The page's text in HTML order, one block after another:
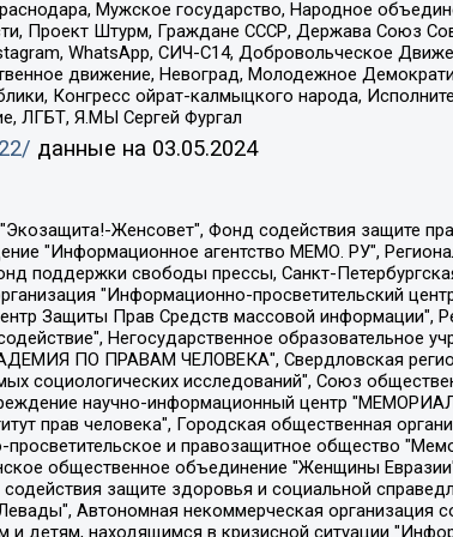
Мужское государство, Народное
Проект Штурм, Граждане СССР, Держава Союз
WhatsApp, СИЧ-С14, Добровольческое
движение, Невоград, Молодежное
Конгресс ойрат-калмыцкого народа,
ЛГБТ, Я.МЫ Сергей Фургал
данные на 03.05.2024
некоммерческая организация "Институт права и публичной политики", Баданин Роман Сергеевич, Гликин Максим Александрович, Железнова Мария Михайловна, Лукьянова Юлия Сергеевна, Маетная Елизавета Витальевна, Маняхин Петр Борисович, Чуракова Ольга Владимировна, Ярош Юлия Петровна, Юридическое лицо "The Insider SIA", зарегистрированное в Риге, Латвийская Республика (дата регистрации 26.06.2015), являющееся администратором доменного имени интернет-издания "The Insider SIA", https://theins.ru, Постернак Алексей Евгеньевич, Рубин Михаил Аркадьевич, Анин Роман Александрович, Юридическое лицо Istories fonds, зарегистрированное в Латвийской Республике (регистрационный номер 50008295751, дата регистрации 24.02.2020), Великовский Дмитрий Александрович, Долинина Ирина Николаевна, Мароховская Алеся Алексеевна, Шлейнов Роман Юрьевич, Шмагун Олеся Валентиновна, Общество с ограниченной ответственностью "Альтаир 2021", Общество с ограниченной ответственностью "Вега 2021", Общество с ограниченной ответственностью "Главный редактор 2021", Общество с ограниченной ответственностью "Ромашки монолит", Важенков Артем Валерьевич, Ивановская областная общественная организация "Центр гендерных исследований", Гурман Юрий Альбертович, Медиапроект "ОВД-Инфо", Егоров Владимир Владимирович, Жилинский Владимир Александрович, Общество с ограниченной ответственностью "ЗП", Иванова София Юрьевна, Карезина Инна Павловна, Кильтау Екатерина Викторовна, Петров Алексей Викторович, Пискунов Сергей Евгеньевич, Смирнов Сергей Сергеевич, Тихонов Михаил Сергеевич, Общество с ограниченной ответственностью "ЖУРНАЛИСТ-ИНОСТРАННЫЙ АГЕНТ", Арапова Галина Юрьевна, Вольтская Татьяна Анатольевна, Американская компания "Mason G.E.S. Anonymous Foundation" (США), являющаяся владельцем интернет-издания https://mnews.world/, Компания "Stichting Bellingcat", зарегистрированная в Нидерландах (дата регистрации 11.07.2018), Захаров Андрей Вячеславович, Клепиковская Екатерина Дмитриевна, Общество с ограниченной ответственностью "МЕМО", Перл Роман Александрович, Симонов Евгений Алексеевич, Соловьева Елена Анатольевна, Сотников Даниил Владимирович, Сурначева Елизавета Дмитриевна, Автономная некоммерческая организация по защите прав человека и информированию населения "Якутия – Наше Мнение", Общество с ограниченной ответственностью "Москоу диджитал медиа", с 26.01.2023 Общество с ограниченной ответственностью "Чайка Белые сады", Ветошкина Валерия Валерьевна, Заговора Максим Александрович, Межрегиональное общественное движение "Российская ЛГБТ - сеть", Оленичев Максим Владимирович, Павлов Иван Юрьевич, Скворцова Елена Сергеевна, Общество с ограниченной ответственностью "Как бы инагент", Кочетков Игорь Викторович, Общество с ограниченной ответственностью "Честные выборы", Еланчик Олег Александрович, Общество с ограниченной ответственностью "Нобелевский призыв", Гималова Регина Эмилевна, Григорьев Андрей Валерьевич, Григорьева Алина Александровна, Ассоциация по содействию защите прав призывников, альтернативнослужащих и военнослужащих "Правозащитная группа